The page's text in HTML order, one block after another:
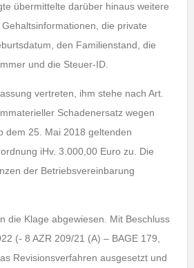
übermittelte darüber hinaus weitere
die private
den Familienstand, die
und die Steuer-ID.
vertreten, ihm stehe nach Art.
Schadenersatz wegen
dem 25. Mai 2018 geltenden
iHv. 3.000,00 Euro zu. Die
der Betriebsvereinbarung
die Klage abgewiesen. Mit Beschluss
(- 8 AZR 209/21 (A) – BAGE 179,
Revisionsverfahren ausgesetzt und